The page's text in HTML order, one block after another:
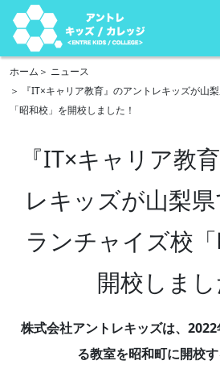
ホーム
ニュース
『IT×キャリア教育』のアントレキッズが山
「昭和校」を開校しました！
『IT×キャリア教
レキッズが山梨
ランチャイズ校
開校しまし
株式会社アントレキッズは、
る教室を昭和町に開校す